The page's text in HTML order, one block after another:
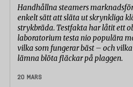
Handhållna steamers
enkelt sätt att släta ut skrynkliga
strykbräda. Testfakta har låtit ett
laboratorium testa nio populära
vilka som fungerar bäst – och
lämna blöta fläckar på plaggen.
20 MARS